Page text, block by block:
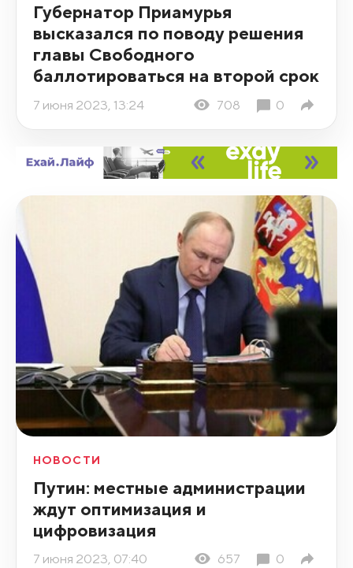
Губернатор Приамурья
высказался по поводу решения
главы Свободного
баллотироваться на второй срок
7 июня 2023, 13:24 708 0
НОВОСТИ
Путин: местные администрации
ждут оптимизация и
цифровизация
7 июня 2023, 07:40 657 0